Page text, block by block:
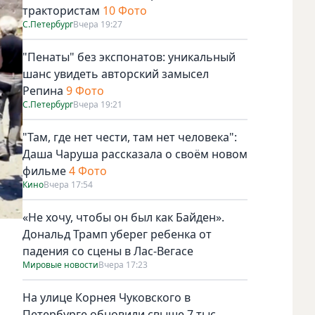
трактористам 10 Фото
С.ПетербургВчера 19:27
"Пенаты" без экспонатов: уникальный
шанс увидеть авторский замысел
Репина 9 Фото
С.ПетербургВчера 19:21
"Там, где нет чести, там нет человека":
Даша Чаруша рассказала о своём новом
фильме4 Фото
КиноВчера 17:54
«Не хочу, чтобы он был как Байден».
Дональд Трамп уберег ребенка от
падения со сцены в Лас-Вегасе
Мировые новостиВчера 17:23
На улице Корнея Чуковского в